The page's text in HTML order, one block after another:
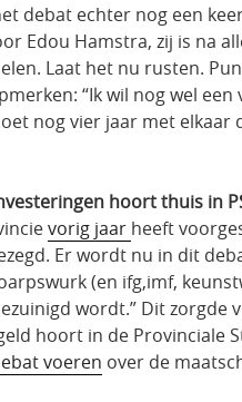
debat echter nog een
Edou Hamstra, zij is na
Laat het nu rusten.
“Ik wil nog wel
nog vier jaar met
hoort thuis in
vorig jaar heeft
Er wordt nu in dit
(en ifg,imf,
wordt.” Dit zorgde
hoort in de
voeren over de